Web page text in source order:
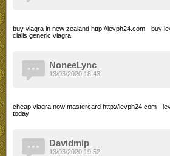
buy viagra in new zealand http://levph24.com - buy
cialis generic viagra
NoneeLync
cheap viagra now mastercard http://levph24.com -
today
13/03/2020 18:43
Davidmip
13/03/2020 19:52